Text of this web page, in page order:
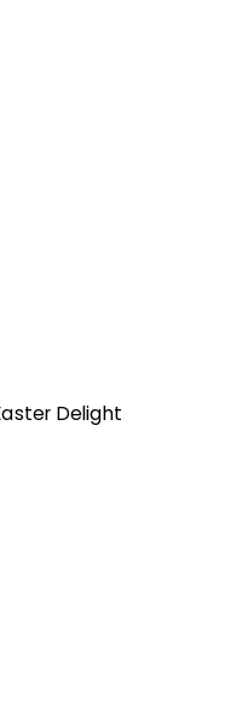
Delight